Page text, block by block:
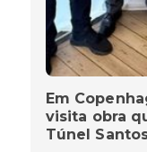
Em
visita obra
Túnel